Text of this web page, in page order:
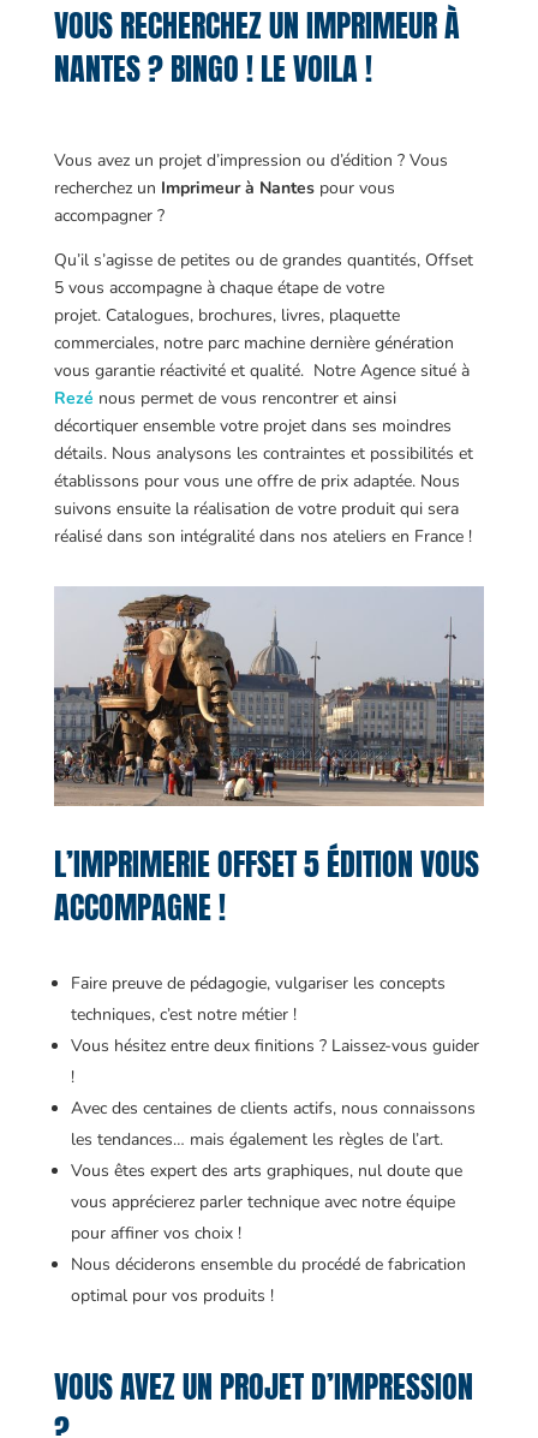
VOUS RECHERCHEZ UN IMPRIMEUR À
NANTES ? BINGO ! LE VOILA !
Vous avez un projet d’impression ou d’édition ? Vous
recherchez un Imprimeur à Nantespour vous
accompagner ?
Qu’il s’agisse de petites ou de grandes quantités, Offset
5 vous accompagne à chaque étape de votre
projet. Catalogues, brochures, livres, plaquette
commerciales, notre parc machine dernière génération
vous garantie réactivité et qualité. Notre Agence situé à
Rezé nous permet de vous rencontrer et ainsi
décortiquer ensemble votre projet dans ses moindres
détails. Nous analysons les contraintes et possibilités et
établissons pour vous une offre de prix adaptée. Nous
suivons ensuite la réalisation de votre produit qui sera
réalisé dans son intégralité dans nos ateliers en France !
L’IMPRIMERIE OFFSET 5 ÉDITION VOUS
ACCOMPAGNE !
Faire preuve de pédagogie, vulgariser les concepts
techniques, c’est notre métier !
Vous hésitez entre deux finitions ? Laissez-vous guider
!
Avec des centaines de clients actifs, nous connaissons
les tendances… mais également les règles de l’art.
Vous êtes expert des arts graphiques, nul doute que
vous apprécierez parler technique avec notre équipe
pour affiner vos choix !
Nous déciderons ensemble du procédé de fabrication
optimal pour vos produits !
VOUS AVEZ UN PROJET D’IMPRESSION